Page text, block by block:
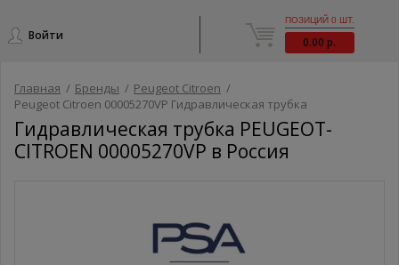
Войти
ПОЗИЦИЙ 0 ШТ.
0.00 р.
Главная / Бренды / Peugeot Citroen /
Peugeot Citroen 00005270VP Гидравлическая трубка
Гидравлическая трубка PEUGEOT-
CITROEN 00005270VP в Россия